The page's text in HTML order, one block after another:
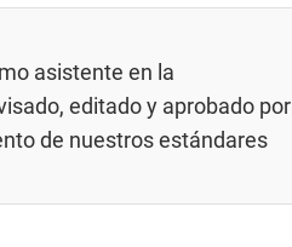
asistente en la
editado y aprobado por
de nuestrosestándares